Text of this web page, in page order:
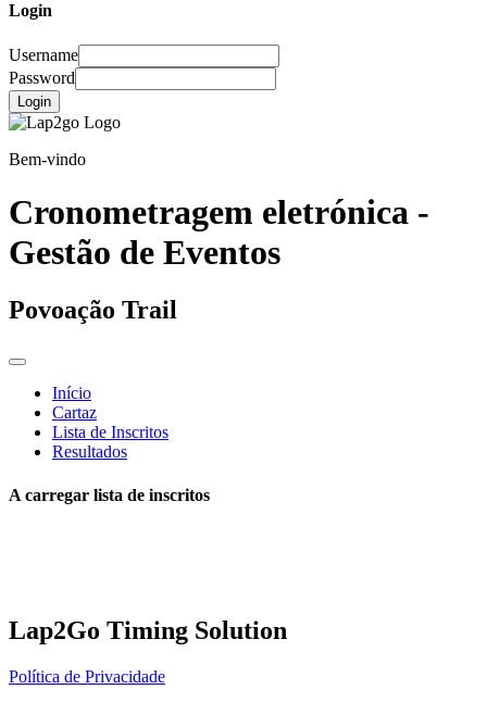
Login
Username
Password
Login
Bem-vindo
Cronometragem eletrónica -
Gestão de Eventos
Povoação Trail
Início
Cartaz
Lista de Inscritos
Resultados
A carregar lista de inscritos
Lap2Go Timing Solution
Política de Privacidade